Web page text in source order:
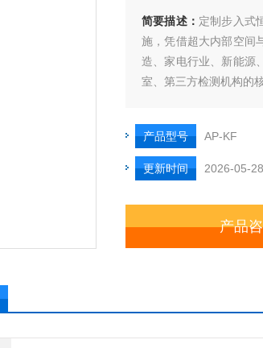
简要描述： 定制步入式
施，凭借超大内部空间
造、家电行业、新能源
室、第三方检测机构的
产品型号 AP-KF
更新时间 2026-05-28
产品